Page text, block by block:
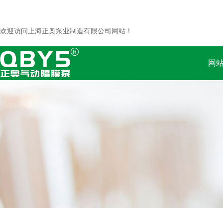
欢迎访问上海正奥泵业制造有限公司网站！
网